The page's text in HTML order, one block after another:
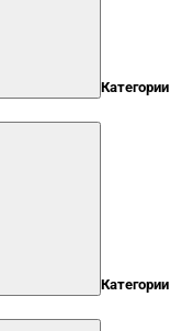
Категории
Категории